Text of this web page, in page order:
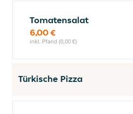
Tomatensalat
6,00 €
inkl. Pfand (0,00 €)
Türkische Pizza